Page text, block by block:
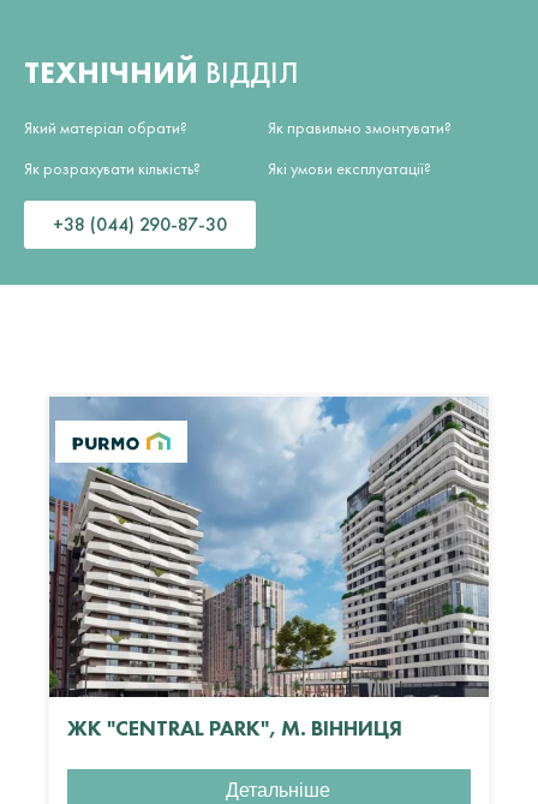
ТЕХНІЧНИЙ ВІДДІЛ
Який матеріал обрати?
Як розрахувати кількість?
Як правильно змонтувати?
Які умови експлуатації?
+38 (044) 290-87-30
ЖК "CENTRAL PARK", М. ВІННИЦЯ
Детальніше